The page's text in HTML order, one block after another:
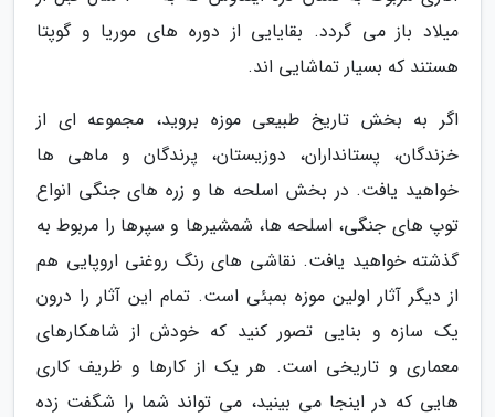
میلاد باز می گردد. بقایایی از دوره های موریا و گوپتا
هستند که بسیار تماشایی اند.
اگر به بخش تاریخ طبیعی موزه بروید، مجموعه ای از
خزندگان، پستانداران، دوزیستان، پرندگان و ماهی ها
خواهید یافت. در بخش اسلحه ها و زره های جنگی انواع
توپ های جنگی، اسلحه ها، شمشیرها و سپرها را مربوط به
گذشته خواهید یافت. نقاشی های رنگ روغنی اروپایی هم
از دیگر آثار اولین موزه بمبئی است. تمام این آثار را درون
یک سازه و بنایی تصور کنید که خودش از شاهکارهای
معماری و تاریخی است. هر یک از کارها و ظریف کاری
هایی که در اینجا می بینید، می تواند شما را شگفت زده